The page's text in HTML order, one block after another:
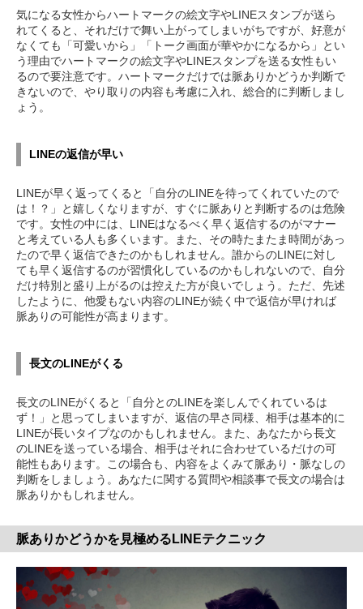
気になる女性からハートマークの絵文字やLINEスタンプが送ら
れてくると、それだけで舞い上がってしまいがちですが、好意が
なくても「可愛いから」「トーク画面が華やかになるから」とい
う理由でハートマークの絵文字やLINEスタンプを送る女性もい
るので要注意です。ハートマークだけでは脈ありかどうか判断で
きないので、やり取りの内容も考慮に入れ、総合的に判断しまし
ょう。
LINEの返信が早い
LINEが早く返ってくると「自分のLINEを待ってくれていたので
は！？」と嬉しくなりますが、すぐに脈ありと判断するのは危険
です。女性の中には、LINEはなるべく早く返信するのがマナー
と考えている人も多くいます。また、その時たまたま時間があっ
たので早く返信できたのかもしれません。誰からのLINEに対し
ても早く返信するのが習慣化しているのかもしれないので、自分
だけ特別と盛り上がるのは控えた方が良いでしょう。ただ、先述
したように、他愛もない内容のLINEが続く中で返信が早ければ
脈ありの可能性が高まります。
長文のLINEがくる
長文のLINEがくると「自分とのLINEを楽しんでくれているは
ず！」と思ってしまいますが、返信の早さ同様、相手は基本的に
LINEが長いタイプなのかもしれません。また、あなたから長文
のLINEを送っている場合、相手はそれに合わせているだけの可
能性もあります。この場合も、内容をよくみて脈あり・脈なしの
判断をしましょう。あなたに関する質問や相談事で長文の場合は
脈ありかもしれません。
脈ありかどうかを見極めるLINEテクニック